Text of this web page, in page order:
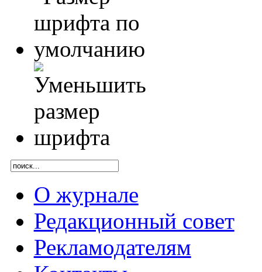
О журнале
Редакционный совет
Рекламодателям